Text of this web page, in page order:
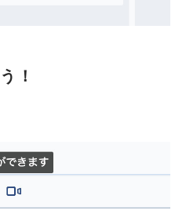
！